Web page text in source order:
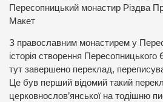
Пересопницький монастир Різдва
Макет
З православним монастирем у
історія створення Пересопницького
тут завершено переклад,
Це був перший відомий такий
церковнослов’янської на тодішню